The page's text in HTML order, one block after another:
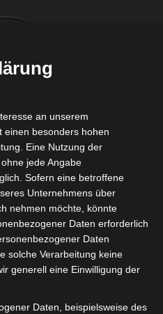
- und Herzen erobern.
an unserem
einen besonders hohen
Eine Nutzung der
jede Angabe
Sofern eine betroffene
Unternehmens über
nehmen möchte, könnte
Daten erforderlich
Daten
solche Verarbeitung keine
generell eine Einwilligung der
Daten, beispielsweise des